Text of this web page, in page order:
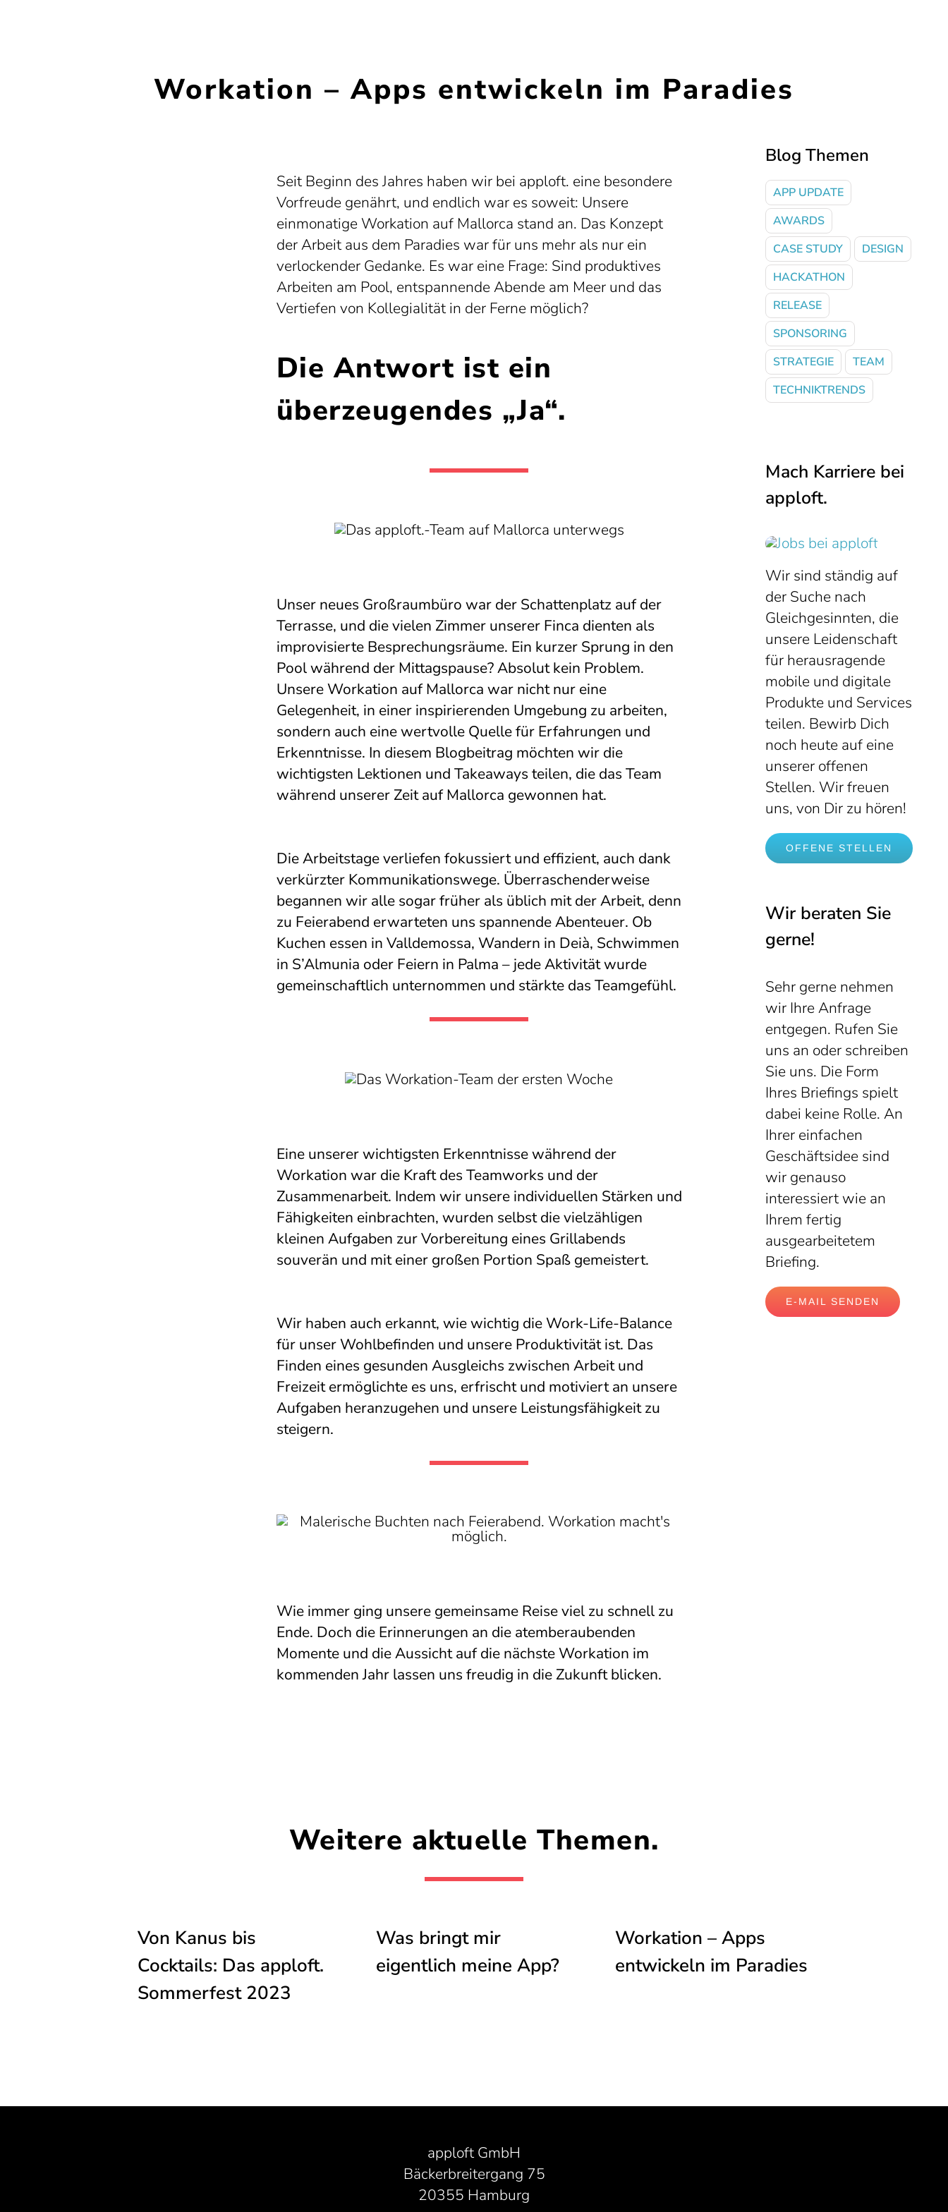
Workation – Apps entwickeln im Paradies
Seit Beginn des Jahres haben wir bei apploft. eine besondere
Vorfreude genährt, und endlich war es soweit: Unsere
einmonatige Workation auf Mallorca stand an. Das Konzept
der Arbeit aus dem Paradies war für uns mehr als nur ein
verlockender Gedanke. Es war eine Frage: Sind produktives
Arbeiten am Pool, entspannende Abende am Meer und das
Vertiefen von Kollegialität in der Ferne möglich?
Die Antwort ist ein
überzeugendes „Ja“.
Unser neues Großraumbüro war der Schattenplatz auf der
Terrasse, und die vielen Zimmer unserer Finca dienten als
improvisierte Besprechungsräume. Ein kurzer Sprung in den
Pool während der Mittagspause? Absolut kein Problem.
Unsere Workation auf Mallorca war nicht nur eine
Gelegenheit, in einer inspirierenden Umgebung zu arbeiten,
sondern auch eine wertvolle Quelle für Erfahrungen und
Erkenntnisse. In diesem Blogbeitrag möchten wir die
wichtigsten Lektionen und Takeaways teilen, die das Team
während unserer Zeit auf Mallorca gewonnen hat.
Die Arbeitstage verliefen fokussiert und effizient, auch dank
verkürzter Kommunikationswege. Überraschenderweise
begannen wir alle sogar früher als üblich mit der Arbeit, denn
zu Feierabend erwarteten uns spannende Abenteuer. Ob
Kuchen essen in Valldemossa, Wandern in Deià, Schwimmen
in S’Almunia oder Feiern in Palma – jede Aktivität wurde
gemeinschaftlich unternommen und stärkte das Teamgefühl.
Eine unserer wichtigsten Erkenntnisse während der
Workation war die Kraft des Teamworks und der
Zusammenarbeit. Indem wir unsere individuellen Stärken und
Fähigkeiten einbrachten, wurden selbst die vielzähligen
kleinen Aufgaben zur Vorbereitung eines Grillabends
souverän und mit einer großen Portion Spaß gemeistert.
Wir haben auch erkannt, wie wichtig die Work-Life-Balance
für unser Wohlbefinden und unsere Produktivität ist. Das
Finden eines gesunden Ausgleichs zwischen Arbeit und
Freizeit ermöglichte es uns, erfrischt und motiviert an unsere
Aufgaben heranzugehen und unsere Leistungsfähigkeit zu
steigern.
Wie immer ging unsere gemeinsame Reise viel zu schnell zu
Ende. Doch die Erinnerungen an die atemberaubenden
Momente und die Aussicht auf die nächste Workation im
kommenden Jahr lassen uns freudig in die Zukunft blicken.
Blog Themen
APP UPDATE
AWARDS
CASE STUDY
DESIGN
HACKATHON
RELEASE
SPONSORING
STRATEGIE
TEAM
TECHNIKTRENDS
Mach Karriere bei
apploft.
Wir sind ständig auf
der Suche nach
Gleichgesinnten, die
unsere Leidenschaft
für herausragende
mobile und digitale
Produkte und Services
teilen. Bewirb Dich
noch heute auf eine
unserer offenen
Stellen. Wir freuen
uns, von Dir zu hören!
OFFENE STELLEN
Wir beraten Sie
gerne!
Sehr gerne nehmen
wir Ihre Anfrage
entgegen. Rufen Sie
uns an oder schreiben
Sie uns. Die Form
Ihres Briefings spielt
dabei keine Rolle. An
Ihrer einfachen
Geschäftsidee sind
wir genauso
interessiert wie an
Ihrem fertig
ausgearbeitetem
Briefing.
E-MAIL SENDEN
Weitere aktuelle Themen.
Von Kanus bis
Cocktails: Das apploft.
Sommerfest 2023
Was bringt mir
eigentlich meine App?
Workation – Apps
entwickeln im Paradies
apploft GmbH
Bäckerbreitergang 75
20355 Hamburg